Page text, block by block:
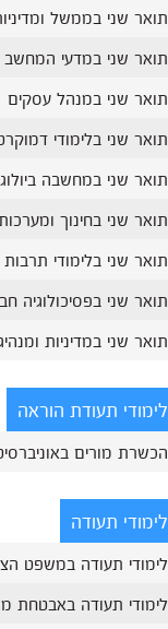
תואר שני בממשל
תואר שני במדעי המחשב
תואר שני במנהל עסקים
תואר שני בלימודי
תואר שני במחשבה
תואר שני בחינוך
תואר שני בלימודי תרבות
תואר שני בפסיכולוגיה
תואר שני במדיניות
לימודי תעודת הוראה
הכשרת מורים
לימודי תעודה
לימודי תעודה במשפט
לימודי תעודה באבטחת